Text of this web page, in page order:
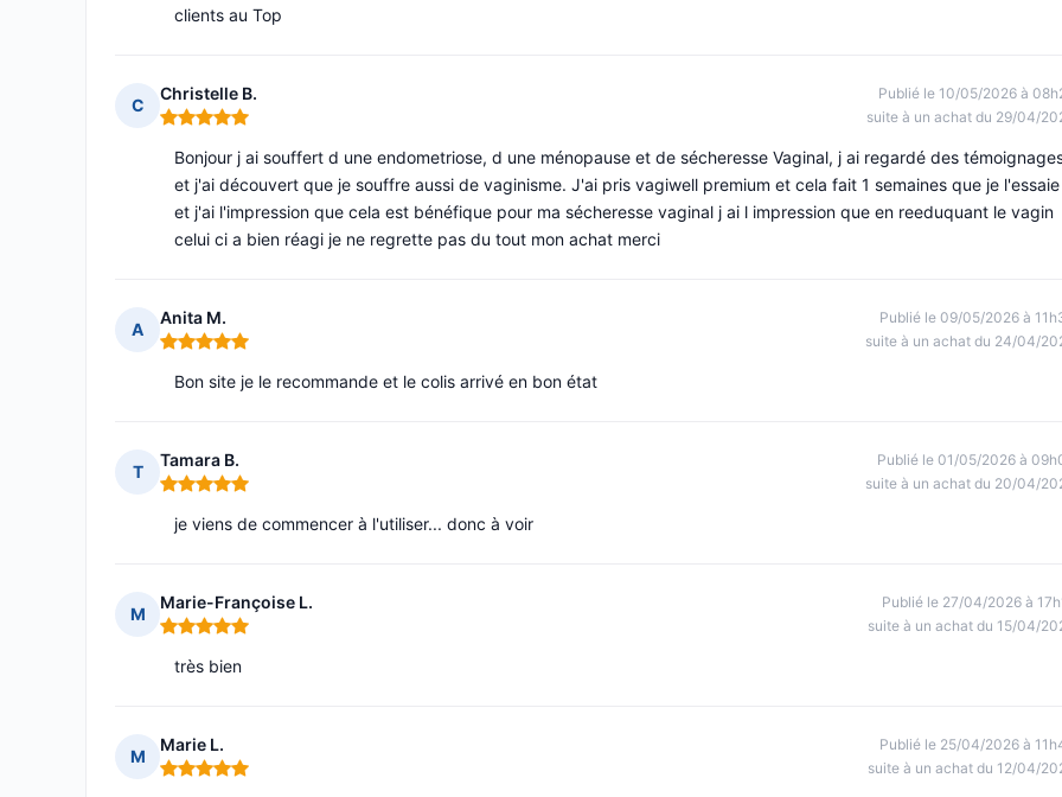
clients au Top
C
Christelle B.
Note : 5 sur 5
Publié le 10/05/2026 à
suite à un achat du 29/04/
Bonjour j ai souffert d une endometriose, d une ménopause et de sécheresse Vaginal, j ai regardé des
et j'ai découvert que je souffre aussi de vaginisme. J'ai pris vagiwell premium et cela fait 1 semaines que je l'essaie
et j'ai l'impression que cela est bénéfique pour ma sécheresse vaginal j ai l impression que en reeduquant le vagin
celui ci a bien réagi je ne regrette pas du tout mon achat merci
A
Anita M.
Note : 5 sur 5
Publié le 09/05/2026 à
suite à un achat du 24/04/
Bon site je le recommande et le colis arrivé en bon état
T
Tamara B.
Note : 5 sur 5
Publié le 01/05/2026 à
suite à un achat du 20/04/
je viens de commencer à l'utiliser... donc à voir
M
Marie-Françoise L.
Note : 5 sur 5
Publié le 27/04/2026 à
suite à un achat du 15/04/
très bien
M
Marie L.
Note : 5 sur 5
Publié le 25/04/2026 à
suite à un achat du 12/04/